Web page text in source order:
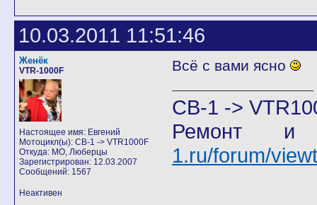
10.03.2011 11:51:46
Женёк
VTR-1000F
Настоящее имя: Евгений
Мотоцикл(ы): CB-1 -> VTR1000F
Откуда: МО, Люберцы
Зарегистрирован: 12.03.2007
Сообщений: 1567
Всё с вами ясно
CB-1 ->
Ремонт и
1.ru/forum/
Неактивен